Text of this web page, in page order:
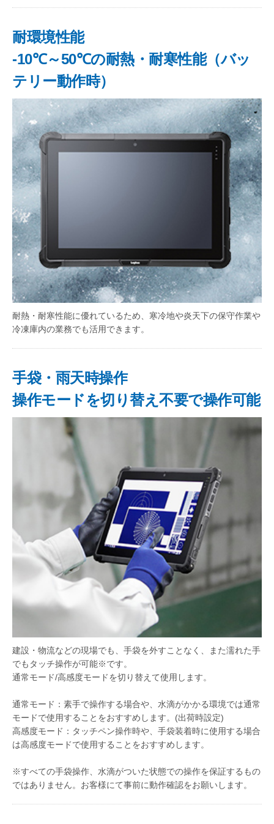
耐環境性能
-10℃～50℃の耐熱・耐寒性能（バッ
テリー動作時）
耐熱・耐寒性能に優れているため、寒冷地や炎天下の保守作業や
冷凍庫内の業務でも活用できます。
手袋・雨天時操作
操作モードを切り替え不要で操作可能
建設・物流などの現場でも、手袋を外すことなく、また濡れた手
でもタッチ操作が可能※です。
通常モード/高感度モードを切り替えて使用します。
通常モード：素手で操作する場合や、水滴がかかる環境では通常
モードで使用することをおすすめします。(出荷時設定)
高感度モード：タッチペン操作時や、手袋装着時に使用する場合
は高感度モードで使用することをおすすめします。
※すべての手袋操作、水滴がついた状態での操作を保証するもの
ではありません。お客様にて事前に動作確認をお願いします。